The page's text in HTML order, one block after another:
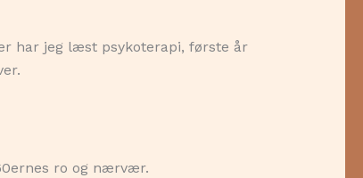
har jeg læst psykoterapi, første år
ro og nærvær.